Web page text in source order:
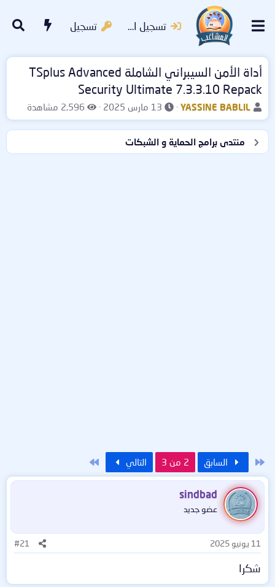
تسجيل الدخول تسجيل
أداة الأمن السيبراني الشاملة TSplus Advanced
Security Ultimate 7.3.3.10 Repack
ا
د
ئ
YASSINE BABLIL
ت
ا
ر
ي
13 مارس 2025
ا
ل
م
2,596 مشاهدة
منتدى برامج الحماية و الشبكات
الأول السابق 2 من 3 التالي
sindbad
عضو جديد
11 يونيو 2025 #21
شكرا